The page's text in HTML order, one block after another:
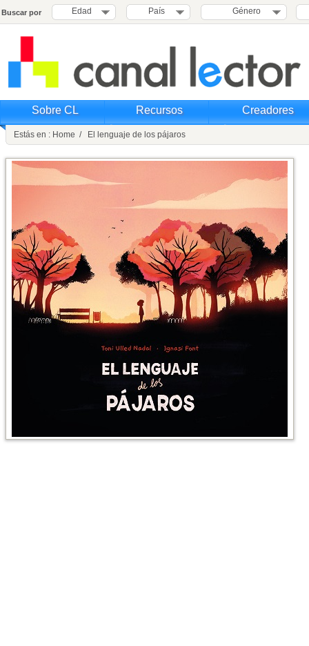
Buscar por Edad País Género
Sobre CL Recursos Creadores
Estás en : Home / El lenguaje de los pájaros